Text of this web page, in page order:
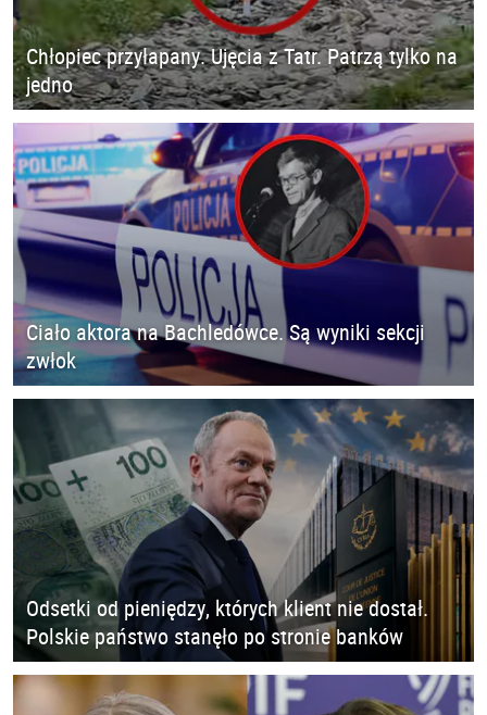
Chłopiec przyłapany. Ujęcia z Tatr. Patrzą tylko na
jedno
Ciało aktora na Bachledówce. Są wyniki sekcji
zwłok
Odsetki od pieniędzy, których klient nie dostał.
Polskie państwo stanęło po stronie banków